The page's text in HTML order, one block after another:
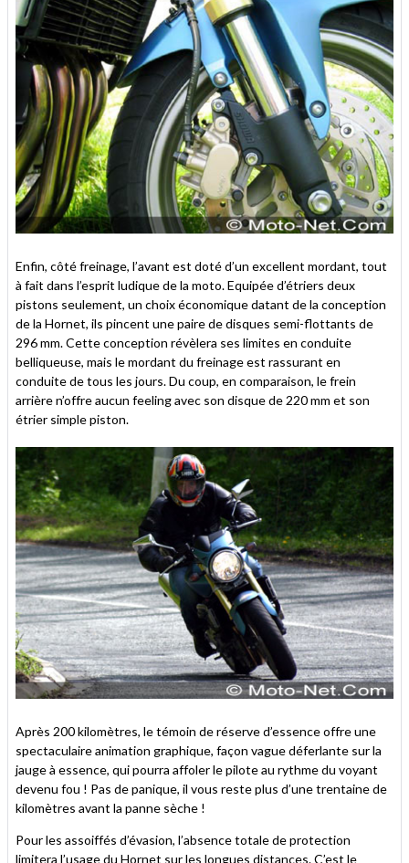
Enfin, côté freinage, l’avant est doté d’un excellent mordant, tout
à fait dans l’esprit ludique de la moto. Equipée d’étriers deux
pistons seulement, un choix économique datant de la conception
de la Hornet, ils pincent une paire de disques semi-flottants de
296 mm. Cette conception révèlera ses limites en conduite
belliqueuse, mais le mordant du freinage est rassurant en
conduite de tous les jours. Du coup, en comparaison, le frein
arrière n’offre aucun feeling avec son disque de 220 mm et son
étrier simple piston.
Après 200 kilomètres, le témoin de réserve d’essence offre une
spectaculaire animation graphique, façon vague déferlante sur la
jauge à essence, qui pourra affoler le pilote au rythme du voyant
devenu fou ! Pas de panique, il vous reste plus d’une trentaine de
kilomètres avant la panne sèche !
Pour les assoiffés d’évasion, l’absence totale de protection
limitera l’usage du Hornet sur les longues distances. C’est le